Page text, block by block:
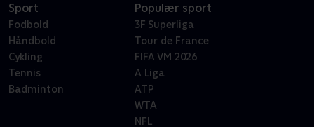
Sport
Fodbold
Håndbold
Cykling
Tennis
Badminton
Populær sport
3F Superliga
Tour de France
FIFA VM 2026
A Liga
ATP
WTA
NFL